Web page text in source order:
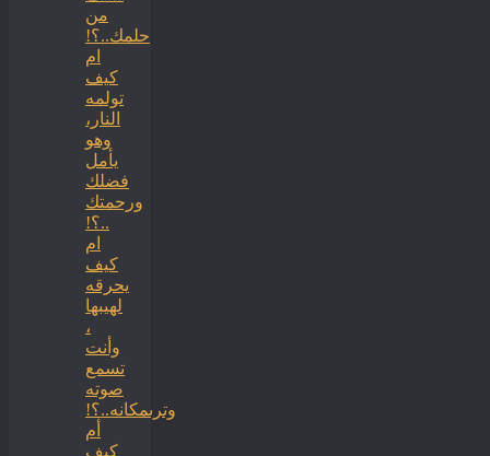
من
حلمك..؟!
ام
كيف
تولمه
النار،
وهو
يأمل
فضلك
ورحمتك
..؟!
ام
كيف
يحرقه
لهيبها
،
وأنت
تسمع
صوته
وترىمكانه..؟!
أم
كيف